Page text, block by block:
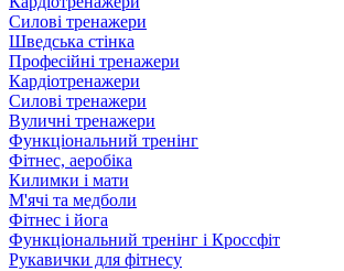
Силові тренажери
Шведська стінка
Професійні тренажери
Кардіотренажери
Силові тренажери
Вуличні тренажери
Функціональний тренінг
Фітнес, аеробіка
Килимки і мати
М'ячі та медболи
Фітнес і йога
Функціональний тренінг і Кроссфіт
Рукавички для фітнесу